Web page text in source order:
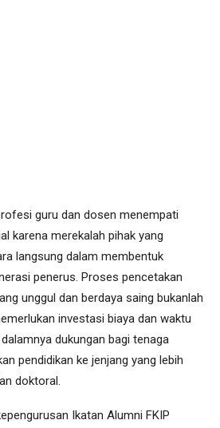
guru dan dosen menempati
karena merekalah pihak yang
langsung dalam membentuk
penerus. Proses pencetakan
unggul dan berdaya saing bukanlah
investasi biaya dan waktu
dukungan bagi tenaga
pendidikan ke jenjang yang lebih
doktoral.
Ikatan Alumni FKIP